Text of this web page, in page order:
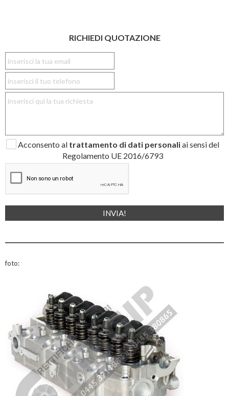
RICHIEDI QUOTAZIONE
Acconsento al trattamento di dati personaliai sensi del
Regolamento UE 2016/6793
foto: